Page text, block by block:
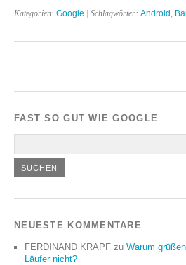
Kategorien: Google | Schlagwörter: Android
FAST SO GUT WIE GOOGLE
NEUESTE KOMMENTARE
FERDINAND KRAPF zu Warum
Läufer nicht?